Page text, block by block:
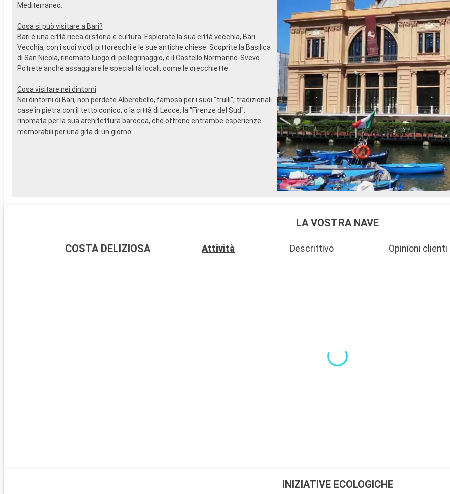
Mediterraneo.
Cosa si può visitare a Bari?
Bari è una città ricca di storia e cultura. Esplorate la sua città vecchia, Bari
Vecchia, con i suoi vicoli pittoreschi e le sue antiche chiese. Scoprite la Basilica
di San Nicola, rinomato luogo di pellegrinaggio, e il Castello Normanno-Svevo.
Potrete anche assaggiare le specialità locali, come le orecchiette.
Cosa visitare nei dintorni
Nei dintorni di Bari, non perdete Alberobello, famosa per i suoi "trulli", tradizionali
case in pietra con il tetto conico, o la città di Lecce, la "Firenze del Sud",
rinomata per la sua architettura barocca, che offrono entrambe esperienze
memorabili per una gita di un giorno.
LA VOSTRA NAVE
COSTA DELIZIOSA Attività Descrittivo Opinioni clienti
INIZIATIVE ECOLOGICHE